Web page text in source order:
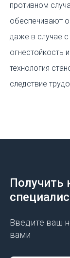
противном
обеспечивают
даже в случае
огнестойкость
технология
следствие
Получить
Введите ваш
вами